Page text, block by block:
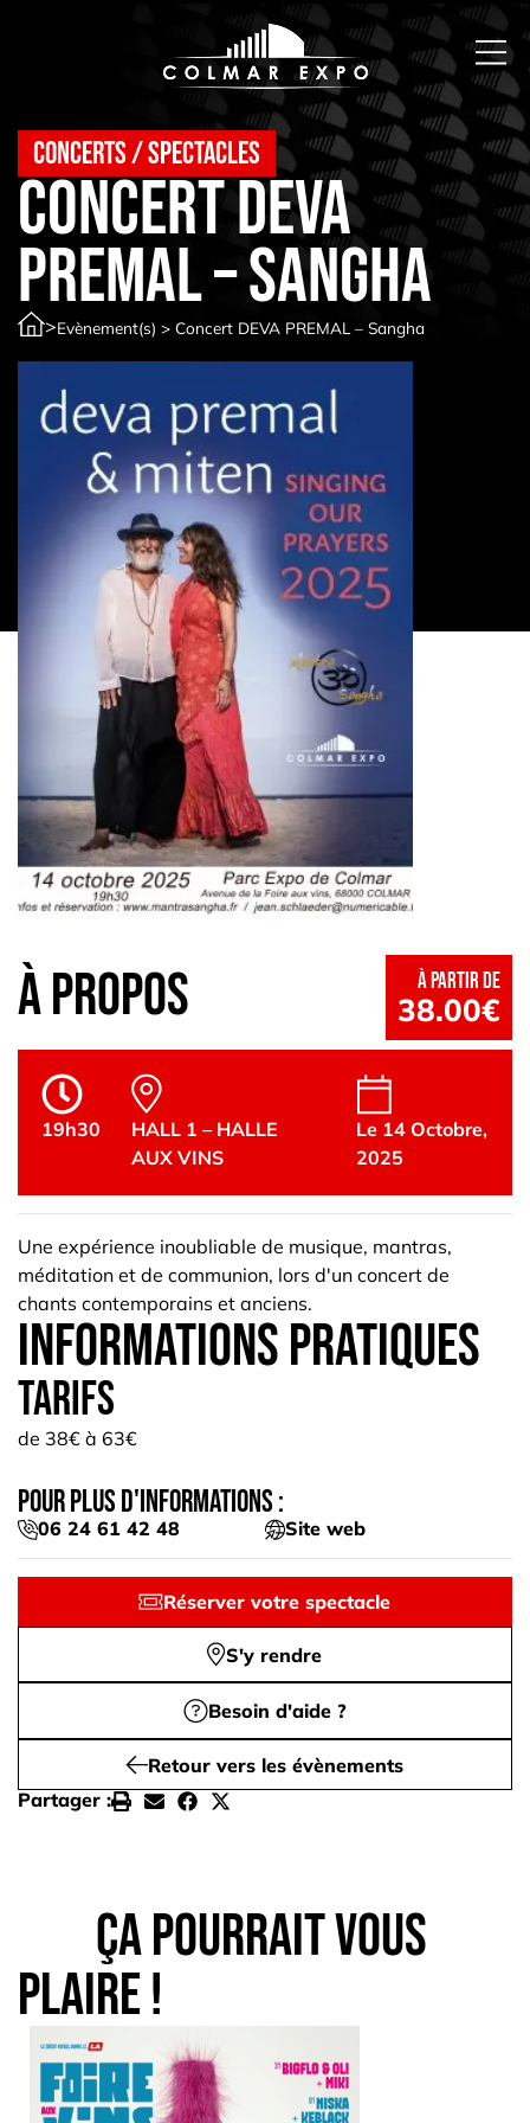
Pour plus d'informations :
06 24 61 42 48 Site web
Réserver votre spectacle
S'y rendre
Besoin d'aide ?
Retour vers les évènements
Partager :
Concerts / spectacles
Concert DEVA
PREMAL – Sangha
>Evènement(s) >Concert DEVA PREMAL – Sangha
à partir de
38.00€
à propos
19h30
HALL 1 – HALLE
AUX VINS
Le 14 Octobre,
2025
Une expérience inoubliable de musique, mantras,
méditation et de communion, lors d'un concert de
chants contemporains et anciens.
informations pratiques
Tarifs
de 38€ à 63€
Ça pourrait vous
plaire !